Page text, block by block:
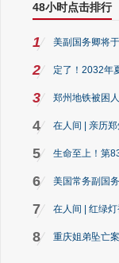
48小时点击排行
1 美副国务卿将
2 定了！2032年
3 郑州地铁被困
4 在人间 | 亲历
5 生命至上！第
6 美国常务副国
7 在人间 | 红绿
8 重庆姐弟坠亡